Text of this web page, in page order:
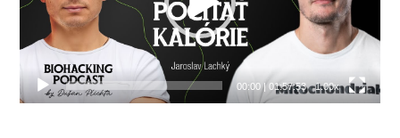
00:00| 01:57:53 1.00x